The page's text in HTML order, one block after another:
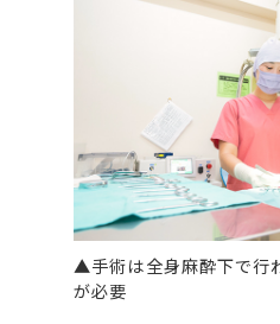
▲手術は全身麻酔下で行
が必要